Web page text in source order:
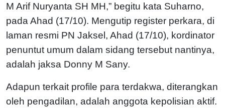
M Arif Nuryanta SH MH,” begitu kata Suharno,
pada Ahad (17/10). Mengutip register perkara, di
laman resmi PN Jaksel, Ahad (17/10), kordinator
penuntut umum dalam sidang tersebut nantinya,
adalah jaksa Donny M Sany.
Adapun terkait profile para terdakwa, diterangkan
oleh pengadilan, adalah anggota kepolisian aktif.